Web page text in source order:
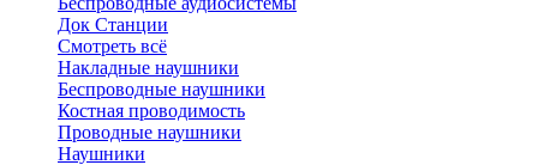
Док Станции
Смотреть всё
Накладные наушники
Беспроводные наушники
Костная проводимость
Проводные наушники
Наушники